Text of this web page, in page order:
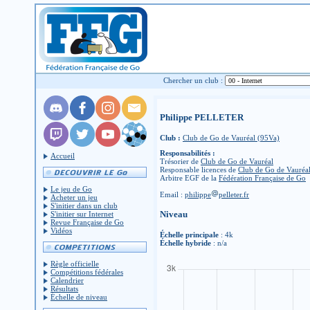
Chercher un club :
Accueil
Le jeu de Go
Acheter un jeu
S'initier dans un club
S'initier sur Internet
Revue Française de Go
Vidéos
Règle officielle
Compétitions fédérales
Calendrier
Résultats
Échelle de niveau
Philippe PELLETER
Club : Club de Go de Vauréal (95Va)
Responsabilités :
Trésorier de Club de Go de Vauréal
Responsable licences de Club de Go de Vauréal
Arbitre EGF de la Fédération Française de Go
Email : philippe pelleter.fr
Niveau
Échelle principale : 4k
Échelle hybride : n/a